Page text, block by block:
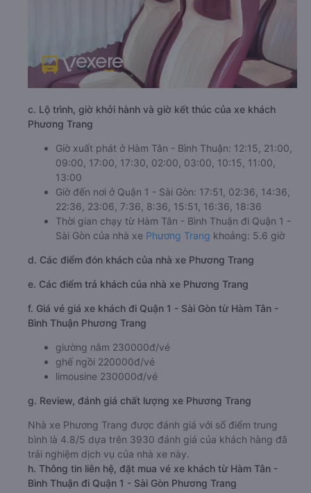
c. Lộ trình, giờ khởi hành và giờ kết thúc của xe khách
Phương Trang
Giờ xuất phát ở Hàm Tân - Bình Thuận: 12:15, 21:00,
09:00, 17:00, 17:30, 02:00, 03:00, 10:15, 11:00,
13:00
Giờ đến nơi ở Quận 1 - Sài Gòn: 17:51, 02:36, 14:36,
22:36, 23:06, 7:36, 8:36, 15:51, 16:36, 18:36
Thời gian chạy từ Hàm Tân - Bình Thuận đi Quận 1 -
Sài Gòn của nhà xe Phương Trang khoảng: 5.6 giờ
d. Các điểm đón khách của nhà xe Phương Trang
e. Các điểm trả khách của nhà xe Phương Trang
f. Giá vé giá xe khách đi Quận 1 - Sài Gòn từ Hàm Tân -
Bình Thuận Phương Trang
giường nằm 230000đ/vé
ghế ngồi 220000đ/vé
limousine 230000đ/vé
g. Review, đánh giá chất lượng xe Phương Trang
Nhà xe Phương Trang được đánh giá với số điểm trung
bình là 4.8/5 dựa trên 3930 đánh giá của khách hàng đã
trải nghiệm dịch vụ của nhà xe này.
h. Thông tin liên hệ, đặt mua vé xe khách từ Hàm Tân -
Bình Thuận đi Quận 1 - Sài Gòn Phương Trang